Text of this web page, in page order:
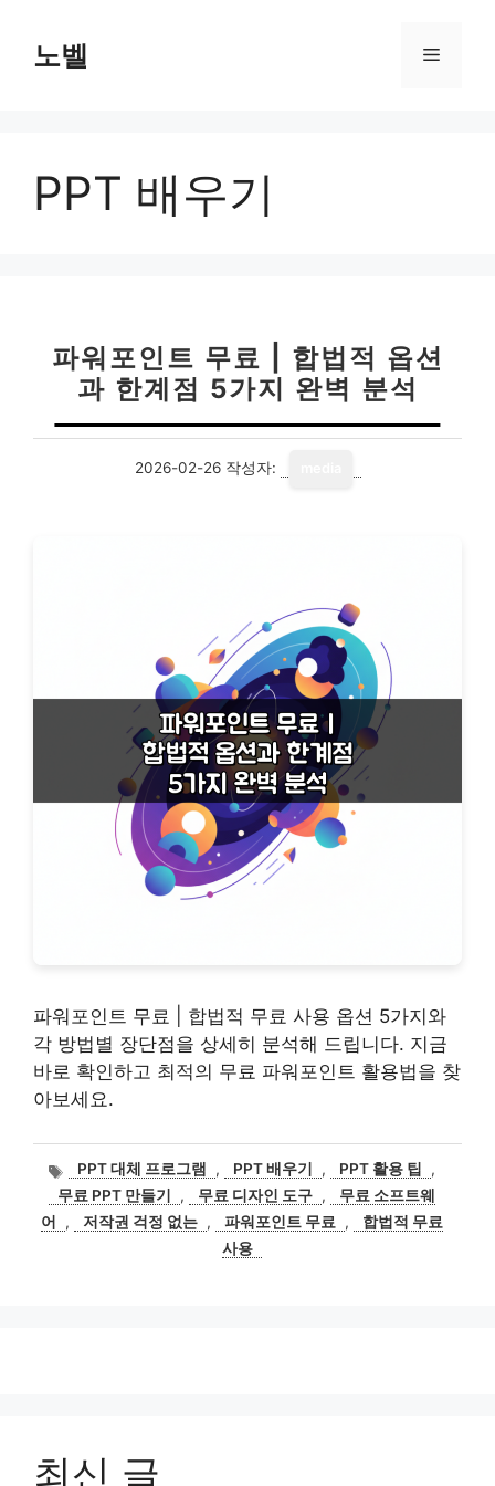
노벨 메
PPT 배우기
파워포인트 무료 | 합법적 옵션
과 한계점 5가지 완벽 분석
2026-02-26 작성자:
파워포인트 무료 | 합법적 무료 사용 옵션 5가지와
각 방법별 장단점을 상세히 분석해 드립니다. 지금
바로 확인하고 최적의 무료 파워포인트 활용법을 찾
아보세요.
태
그
PPT 대체 프로그램 , PPT 배우기 , PPT 활용 팁
,
무료 PPT 만들기
, 무료 디자인 도구 ,
무료 소프트웨
어
, 저작권 걱정 없는 , 파워포인트 무료 ,
합법적 무료
사용
최신 글